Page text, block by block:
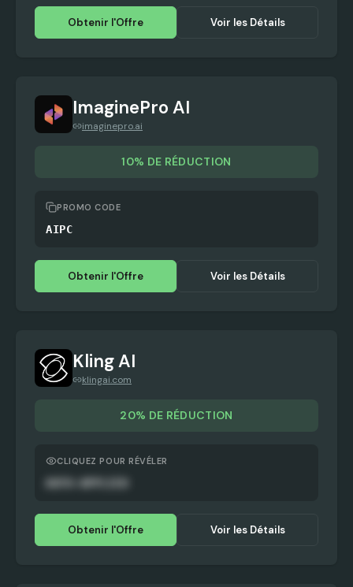
Obtenir l'Offre Voir les Détails
ImaginePro AI
imaginepro.ai
10% DE RÉDUCTION
PROMO CODE
AIPC
Obtenir l'Offre Voir les Détails
Kling AI
klingai.com
20% DE RÉDUCTION
CLIQUEZ POUR RÉVÉLER
Obtenir l'Offre Voir les Détails